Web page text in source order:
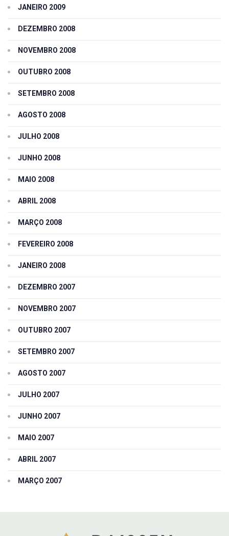
JANEIRO 2009
DEZEMBRO 2008
NOVEMBRO 2008
OUTUBRO 2008
SETEMBRO 2008
AGOSTO 2008
JULHO 2008
JUNHO 2008
MAIO 2008
ABRIL 2008
MARÇO 2008
FEVEREIRO 2008
JANEIRO 2008
DEZEMBRO 2007
NOVEMBRO 2007
OUTUBRO 2007
SETEMBRO 2007
AGOSTO 2007
JULHO 2007
JUNHO 2007
MAIO 2007
ABRIL 2007
MARÇO 2007